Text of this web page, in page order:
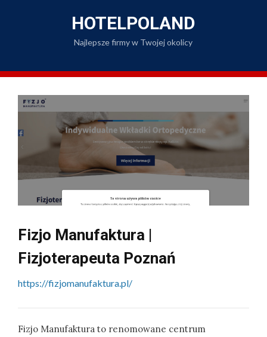
content
HOTELPOLAND
Najlepsze firmy w Twojej okolicy
Fizjo Manufaktura |
Fizjoterapeuta Poznań
https://fizjomanufaktura.pl/
Fizjo Manufaktura to renomowane centrum